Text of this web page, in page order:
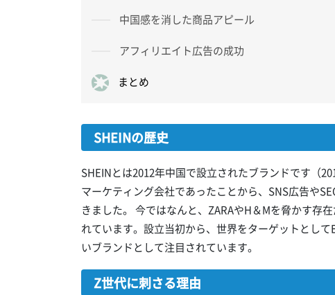
中国感を消した商品アピール
アフィリエイト広告の成功
まとめ
SHEINの歴史
SHEINとは2012年中国で設立されたブランドです（
マーケティング会社であったことから、SNS広告や
きました。 今ではなんと、ZARAやH＆Mを脅かす存
れています。設立当初から、世界をターゲットとし
いブランドとして注目されています。
Z世代に刺さる理由